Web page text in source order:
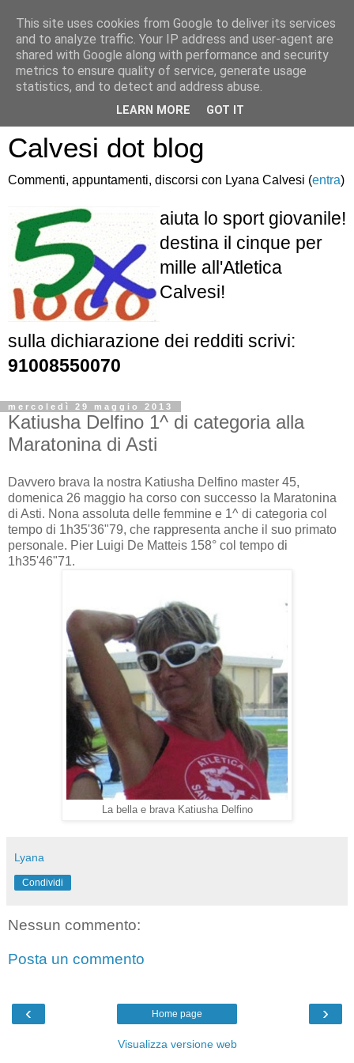
Atletica Sandro
Calvesi dot blog
Commenti, appuntamenti, discorsi con Lyana Calvesi (entra)
aiuta lo sport giovanile!
destina il cinque per
mille all'Atletica
Calvesi!
sulla dichiarazione dei redditi scrivi:
91008550070
mercoledì 29 maggio 2013
Katiusha Delfino 1^ di categoria alla
Maratonina di Asti
Davvero brava la nostra Katiusha Delfino master 45,
domenica 26 maggio ha corso con successo la Maratonina
di Asti. Nona assoluta delle femmine e 1^ di categoria col
tempo di 1h35'36"79, che rappresenta anche il suo primato
personale. Pier Luigi De Matteis 158° col tempo di
1h35'46"71.
La bella e brava Katiusha Delfino
Lyana
Condividi
Nessun commento:
Posta un commento
‹ ›
Home page
Visualizza versione web
This site uses cookies from Google to deliver its services
and to analyze traffic. Your IP address and user-agent are
shared with Google along with performance and security
metrics to ensure quality of service, generate usage
statistics, and to detect and address abuse.
LEARN MORE GOT IT